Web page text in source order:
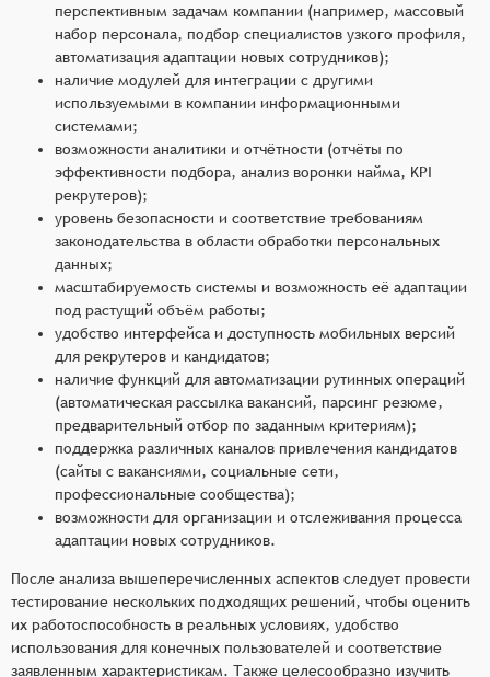
перспективным задачам компании (например, массовый
набор персонала, подбор специалистов узкого профиля,
автоматизация адаптации новых сотрудников);
наличие модулей для интеграции с другими
используемыми в компании информационными
системами;
возможности аналитики и отчётности (отчёты по
эффективности подбора, анализ воронки найма, KPI
рекрутеров);
уровень безопасности и соответствие требованиям
законодательства в области обработки персональных
данных;
масштабируемость системы и возможность её адаптации
под растущий объём работы;
удобство интерфейса и доступность мобильных версий
для рекрутеров и кандидатов;
наличие функций для автоматизации рутинных операций
(автоматическая рассылка вакансий, парсинг резюме,
предварительный отбор по заданным критериям);
поддержка различных каналов привлечения кандидатов
(сайты с вакансиями, социальные сети,
профессиональные сообщества);
возможности для организации и отслеживания процесса
адаптации новых сотрудников.
После анализа вышеперечисленных аспектов следует провести
тестирование нескольких подходящих решений, чтобы оценить
их работоспособность в реальных условиях, удобство
использования для конечных пользователей и соответствие
заявленным характеристикам. Также целесообразно изучить